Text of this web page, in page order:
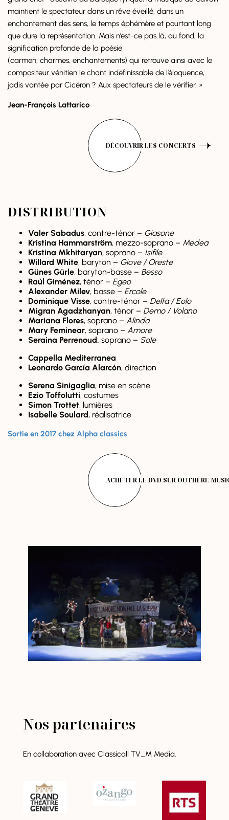
maintient le spectateur dans un rêve éveillé, dans un
enchantement des sens, le temps éphémère et pourtant long
que dure la représentation. Mais n’est-ce pas là, au fond, la
signification profonde de la poésie
(carmen, charmes, enchantements) qui retrouve ainsi avec le
compositeur vénitien le chant indéfinissable de l’éloquence,
jadis vantée par Cicéron ? Aux spectateurs de le vérifier. »
Jean-François Lattarico
DÉCOUVRIR LES CONCERTS
DISTRIBUTION
Valer Sabadus, contre-ténor – Giasone
Kristina Hammarström, mezzo-soprano – Medea
Kristina Mkhitaryan, soprano – Isifile
Willard White, baryton – Giove / Oreste
Günes Gürle, baryton-basse – Besso
Raúl Giménez, ténor – Egeo
Alexander Milev, basse – Ercole
Dominique Visse, contre-ténor – Delfa / Eolo
Migran Agadzhanyan, ténor – Demo / Volano
Mariana Flores, soprano – Alinda
Mary Feminear, soprano – Amore
Seraina Perrenoud, soprano – Sole
Cappella Mediterranea
Leonardo García Alarcón, direction
Serena Sinigaglia, mise en scène
Ezio Toffolutti, costumes
Simon Trottet, lumières
Isabelle Soulard, réalisatrice
Sortie en 2017 chez Alpha classics
ACHETER LE DVD SUR OUTHERE
Nos partenaires
En collaboration avec Classicall TV_M Media.